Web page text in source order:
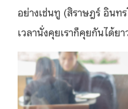
อย่างเช่นทู (สิราษฎร์ อินท
เวลานั่งคุยเราก็คุยกันได้ย